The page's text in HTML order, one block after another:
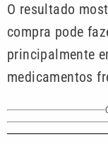
O resultado
compra pode
principalmente
medicamentos